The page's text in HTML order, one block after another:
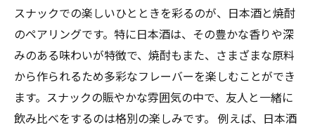
スナックでの楽しいひとときを彩るのが、日本酒と焼酎
のペアリングです。特に日本酒は、その豊かな香りや深
みのある味わいが特徴で、焼酎もまた、さまざまな原料
から作られるため多彩なフレーバーを楽しむことができ
ます。スナックの賑やかな雰囲気の中で、友人と一緒に
飲み比べをするのは格別の楽しみです。 例えば、日本酒